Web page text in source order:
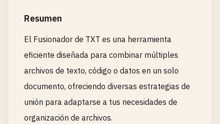
Resumen
El Fusionador de TXT es una herramienta
eficiente diseñada para combinar múltiples
archivos de texto, código o datos en un solo
documento, ofreciendo diversas estrategias de
unión para adaptarse a tus necesidades de
organización de archivos.